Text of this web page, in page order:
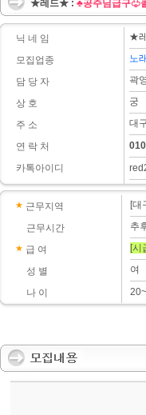
★레드★ : ♣공주님급구♧
닉 네 임
모집업종
담 당 자
상 호
주 소
연 락 처
카톡아이디
★
노
곽
궁
대
근무지역
근무시간
급 여
성 별
나 이
[대
추
[시
여